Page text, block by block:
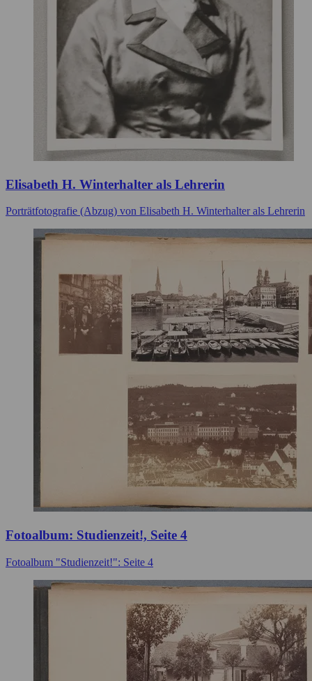
Elisabeth H. Winterhalter als Lehrerin
Porträtfotografie (Abzug) von Elisabeth H. Winterhalter als Lehrerin
Fotoalbum: Studienzeit!, Seite 4
Fotoalbum "Studienzeit!": Seite 4